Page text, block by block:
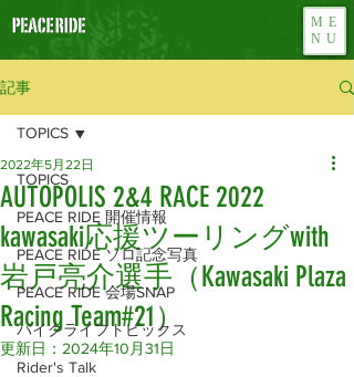
ME
NU
記事
TOPICS
PEACE RIDE 開催情報
PEACE RIDE ソロ記念写真
PEACE RIDE 会場SNAP
バイクライフトピックス
Rider's Talk
TOPICS
AUTOPOLIS 2&4 RACE 2022
kawasaki応援ツーリングwith
岩戸亮介選手（Kawasaki Plaza
Racing Team#21）
2022年5月22日
更新日： 2024年10月31日